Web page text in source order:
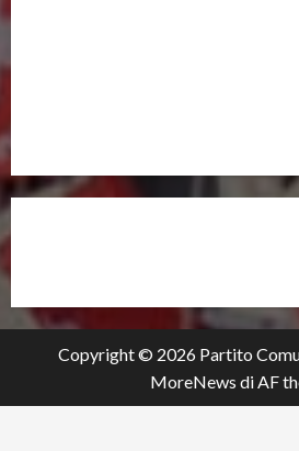
Copyright © 2026 Partito
MoreNews di AF